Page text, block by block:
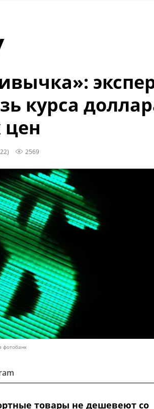
курса
цен
2569
фотобанк
товары не дешевеют со